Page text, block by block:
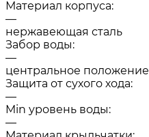
Материал корпуса:
—
нержавеющая сталь
Забор воды:
—
центральное положение
Защита от сухого хода:
—
Min уровень воды:
—